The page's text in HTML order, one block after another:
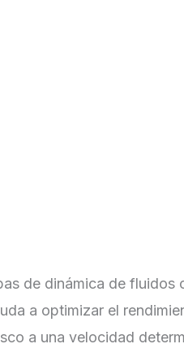
de dinámica de
a optimizar el
a una velocidad